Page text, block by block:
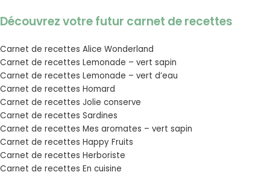
Découvrez votre futur carnet de recettes
Carnet de recettes Alice Wonderland
Carnet de recettes Lemonade – vert sapin
Carnet de recettes Lemonade – vert d’eau
Carnet de recettes Homard
Carnet de recettes Jolie conserve
Carnet de recettes Sardines
Carnet de recettes Mes aromates – vert sapin
Carnet de recettes Happy Fruits
Carnet de recettes Herboriste
Carnet de recettes En cuisine